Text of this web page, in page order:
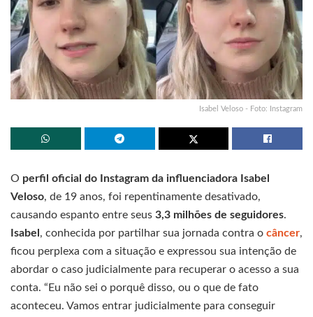
Isabel Veloso - Foto: Instagram
O perfil oficial do Instagram da influenciadora Isabel
Veloso, de 19 anos, foi repentinamente desativado,
causando espanto entre seus 3,3 milhões de seguidores.
Isabel , conhecida por partilhar sua jornada contra o câncer,
ficou perplexa com a situação e expressou sua intenção de
abordar o caso judicialmente para recuperar o acesso a sua
conta. “Eu não sei o porquê disso, ou o que de fato
aconteceu. Vamos entrar judicialmente para conseguir